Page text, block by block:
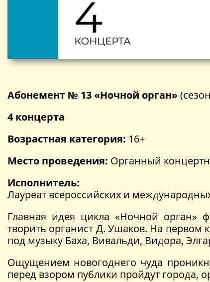
Абонемент № 13 «Ночной орган»
4 концерта
Возрастная категория: 16+
Место проведения: Органный
Исполнитель:
Лауреат всероссийских и
Главная идея цикла «Ночной орган»
творить органист Д. Ушаков. На первом
под музыку Баха, Вивальди, Видора,
Ощущением новогоднего чуда
перед взором публики пройдут города,